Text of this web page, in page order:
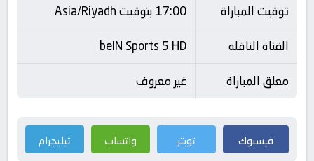
توقيت المباراة
17:00 بتوقيت Asia/Riyadh
القناة الناقله
beIN Sports 5 HD
معلق المباراة
غير معروف
فيسبوك تويتر واتساب تيليجرام